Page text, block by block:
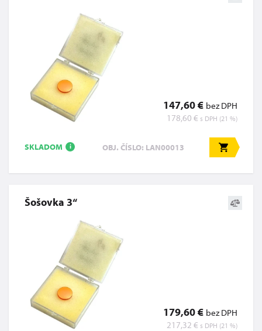
147,60 € bez DPH
178,60 € s DPH (21 %)
SKLADOM i OBJ. ČÍSLO: LAN00013
Šošovka 3“
179,60 € bez DPH
217,32 € s DPH (21 %)